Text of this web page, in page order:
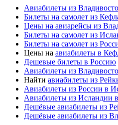
Авиабилеты из
Билеты на самолет из
Цены на авиарейсы из
Билеты на самолет из
Билеты на самолет из
Цены на авиабилеты в
Дешевые билеты в Россию
Авиабилеты из
Найти авиабилеты из
Авиабилеты из России в
Авиабилеты из Исландии
Дешёвые авиабилеты из
Дешёвые авиабилеты из